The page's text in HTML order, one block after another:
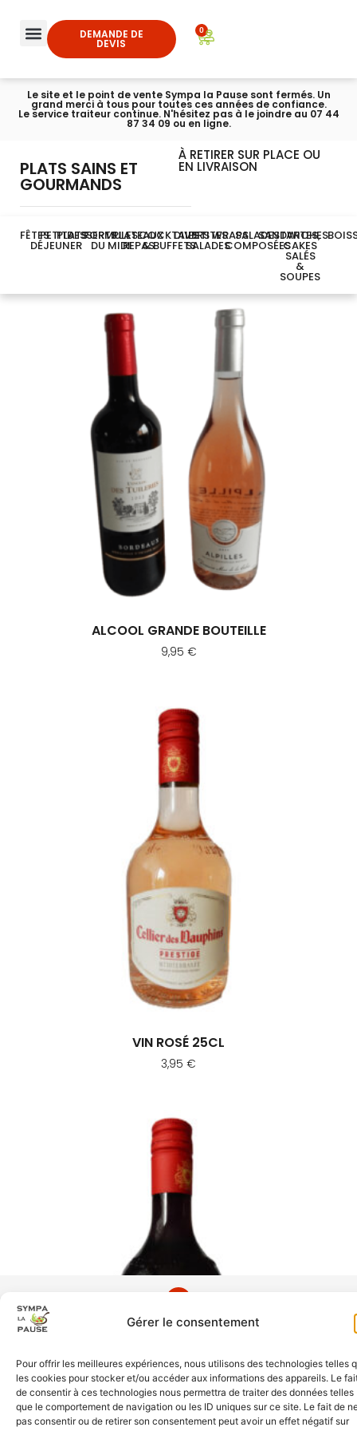
Gérer le consentement
Pour offrir les meilleures expériences, nous utilisons des technologies telles
les cookies pour stocker et/ou accéder aux informations des appareils. Le
de consentir à ces technologies nous permettra de traiter des données telles
que le comportement de navigation ou les ID uniques sur ce site. Le fait de
pas consentir ou de retirer son consentement peut avoir un effet négatif sur
DEMANDE DE
DEVIS
0
Le site et le point de vente Sympa la Pause sont fermés. Un
grand merci à tous pour toutes ces années de confiance.
Le service traiteur continue. N'hésitez pas à le joindre au 07 44
87 34 09 ou en ligne.
PLATS SAINS ET
GOURMANDS
À RETIRER SUR PLACE OU
EN LIVRAISON
FÊTESPETIT-
DÉJEUNER
PLATS
DESSERTS
FORMULES
DU MIDI
PLATEAUX
REPAS
COCKTAILS
& BUFFETS
DIVERS
PETITES
SALADES
WRAPSSALADES
COMPOSÉES
SANDWICHES
TARTES,
CAKES
SALÉS
&
SOUPES
ALCOOL GRANDE BOUTEILLE
9,95 €
VIN ROSÉ 25CL
3,95 €
Prochedemoi.fr, tous droits réservés